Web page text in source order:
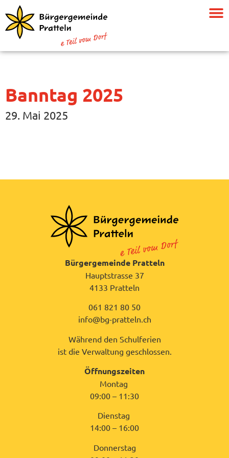
Banntag 2025
29. Mai 2025
Bürgergemeinde Pratteln
Hauptstrasse 37
4133 Pratteln
061 821 80 50
info@bg-pratteln.ch
Während den Schulferien
ist die Verwaltung geschlossen.
Öffnungszeiten
Montag
09:00 – 11:30
Dienstag
14:00 – 16:00
Donnerstag